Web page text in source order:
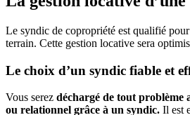
Le syndic de copropriété est qualifié
terrain. Cette gestion locative sera
Le choix d’un syndic fiable et
Vous serez déchargé de tout
ou relationnel grâce à un syndic. Il est